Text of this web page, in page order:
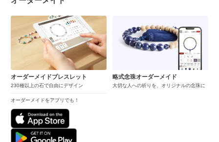
オーダーメイドブレスレット
230種以上の石で自由にデザイン
オーダーメイドをアプリでも！
略式念珠オーダーメイド
大切な人への祈りを、オリジナルの念珠に